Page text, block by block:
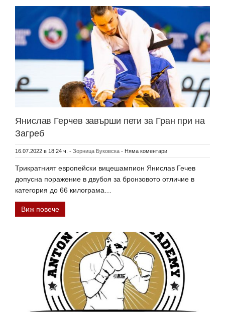
Янислав Герчев завърши пети за Гран при на
Загреб
16.07.2022 в 18:24 ч. - Зорница Буковска - Няма коментари
Трикратният европейски вицешампион Янислав Гечев
допусна поражение в двубоя за бронзовото отличие в
категория до 66 килограма…
Виж повече